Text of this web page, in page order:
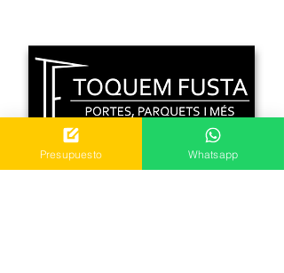
Presupuesto Whatsapp